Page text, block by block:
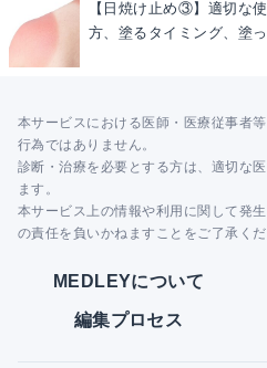
【日焼け止め③】適切な
方、塗るタイミング、塗
本サービスにおける医師・医療従事者
行為ではありません。
診断・治療を必要とする方は、適切な
ます。
本サービス上の情報や利用に関して発
の責任を負いかねますことをご了承くだ
MEDLEYについて
編集プロセス